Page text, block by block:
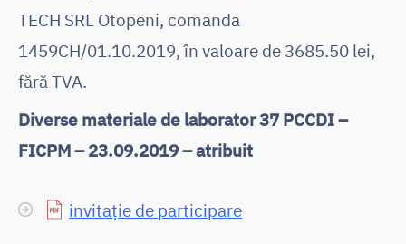
TECH SRL Otopeni, comanda
1459CH/01.10.2019, în valoare de 3685.50 lei,
fără TVA.
Diverse materiale de laborator 37 PCCDI –
FICPM – 23.09.2019 – atribuit
invitație de participare